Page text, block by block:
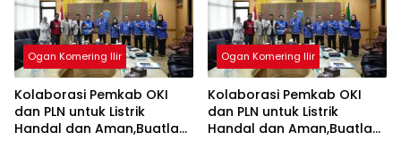
Ogan Komering Ilir
Kolaborasi Pemkab OKI
dan PLN untuk Listrik
Handal dan Aman,Buatlah
Ogan Komering Ilir
Kolaborasi Pemkab OKI
dan PLN untuk Listrik
Handal dan Aman,Buatlah